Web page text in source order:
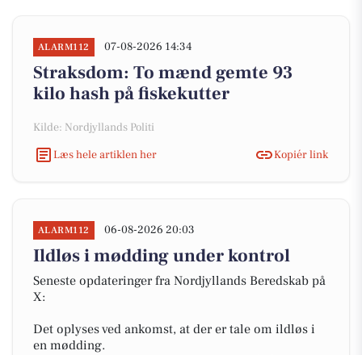
ALARM112 07-08-2026 14:34
Straksdom: To mænd gemte 93
kilo hash på fiskekutter
Kilde: Nordjyllands Politi
Læs hele artiklen her
Kopiér link
ALARM112 06-08-2026 20:03
Ildløs i mødding under kontrol
Seneste opdateringer fra Nordjyllands Beredskab på
X:
Det oplyses ved ankomst, at der er tale om ildløs i
en mødding.